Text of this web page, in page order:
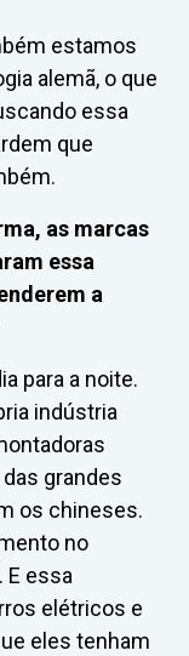
estamos
alemã, o que
essa
que
as marcas
essa
a
para a noite.
indústria
grandes
os chineses.
no
E essa
elétricos e
eles tenham